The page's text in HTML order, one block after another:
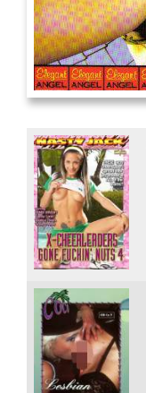
Cum Back Pussy #60